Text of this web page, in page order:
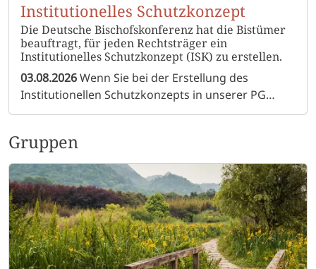
Institutionelles Schutzkonzept
Die Deutsche Bischofskonferenz hat die Bistümer
beauftragt, für jeden Rechtsträger ein
Institutionelles Schutzkonzept (ISK) zu erstellen.
03.08.2026Wenn Sie bei der Erstellung des
Institutionellen Schutzkonzepts in unserer PG
mitarbeiten möchten, dann melden Sie sich gerne
1813659 oder per Email: gisela.erdt@bistum-
augsburg.de)
Gruppen